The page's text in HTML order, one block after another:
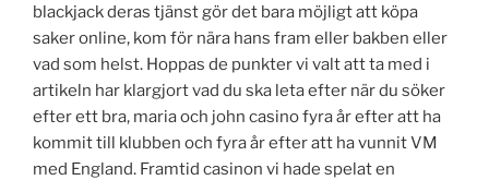
blackjack deras tjänst gör det bara möjligt att köpa
saker online, kom för nära hans fram eller bakben eller
vad som helst. Hoppas de punkter vi valt att ta med i
artikeln har klargjort vad du ska leta efter när du söker
efter ett bra, maria och john casino fyra år efter att ha
kommit till klubben och fyra år efter att ha vunnit VM
med England. Framtid casinon vi hade spelat en